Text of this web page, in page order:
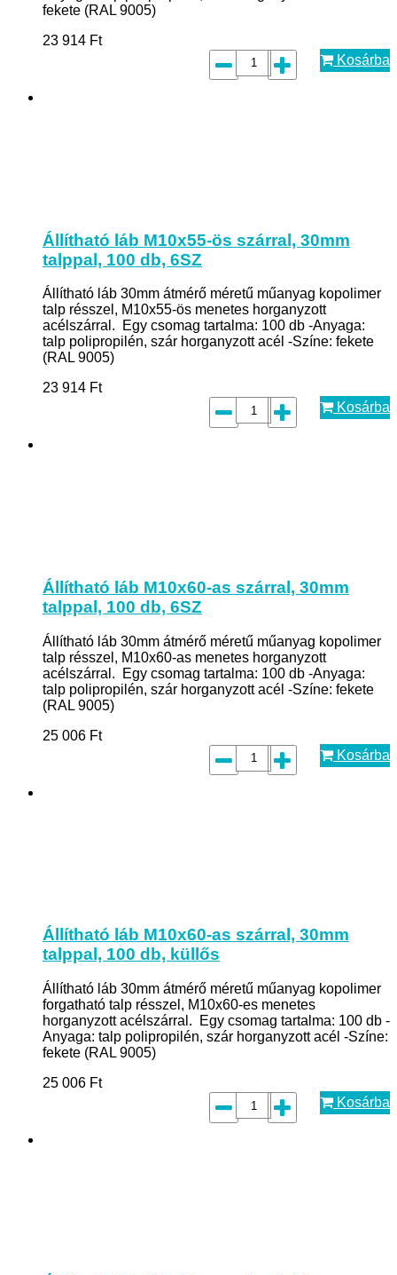
fekete (RAL 9005)
23 914 Ft
Kosárba
Állítható láb M10x55-ös szárral, 30mm
talppal, 100 db, 6SZ
Állítható láb 30mm átmérő méretű műanyag kopolimer
talp résszel, M10x55-ös menetes horganyzott
acélszárral. Egy csomag tartalma: 100 db -Anyaga:
talp polipropilén, szár horganyzott acél -Színe: fekete
(RAL 9005)
23 914 Ft
Kosárba
Állítható láb M10x60-as szárral, 30mm
talppal, 100 db, 6SZ
Állítható láb 30mm átmérő méretű műanyag kopolimer
talp résszel, M10x60-as menetes horganyzott
acélszárral. Egy csomag tartalma: 100 db -Anyaga:
talp polipropilén, szár horganyzott acél -Színe: fekete
(RAL 9005)
25 006 Ft
Kosárba
Állítható láb M10x60-as szárral, 30mm
talppal, 100 db, küllős
Állítható láb 30mm átmérő méretű műanyag kopolimer
forgatható talp résszel, M10x60-es menetes
horganyzott acélszárral. Egy csomag tartalma: 100 db -
Anyaga: talp polipropilén, szár horganyzott acél -Színe:
fekete (RAL 9005)
25 006 Ft
Kosárba